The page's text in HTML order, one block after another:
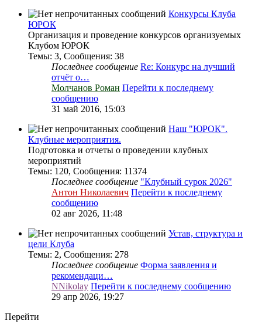
Конкурсы Клуба
ЮРОК
Организация и проведение конкурсов организуемых
Клубом ЮРОК
Темы: 3, Сообщения: 38
Последнее сообщение Re: Конкурс на лучший
отчёт о…
Молчанов Роман Перейти к последнему
сообщению
31 май 2016, 15:03
Наш "ЮРОК".
Клубные мероприятия.
Подготовка и отчеты о проведении клубных
мероприятий
Темы: 120, Сообщения: 11374
Последнее сообщение "Клубный сурок 2026"
Антон Николаевич Перейти к последнему
сообщению
02 авг 2026, 11:48
Устав, структура и
цели Клуба
Темы: 2, Сообщения: 278
Последнее сообщение Форма заявления и
рекомендаци…
NNikolay Перейти к последнему сообщению
29 апр 2026, 19:27
Перейти